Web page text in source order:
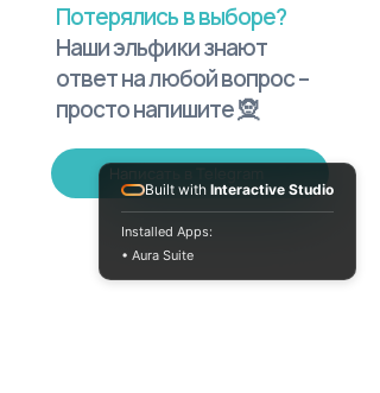
Потерялись в выборе?
Наши эльфики знают
ответ на любой вопрос –
просто напишите 🧝
Написать в Telegram
Built with Interactive Studio
Installed Apps:
• Aura Suite